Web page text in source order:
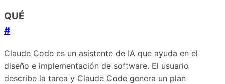
QUÉ
#
Claude Code es un asistente de IA que ayuda en el
diseño e implementación de software. El usuario
describe la tarea y Claude Code genera un plan